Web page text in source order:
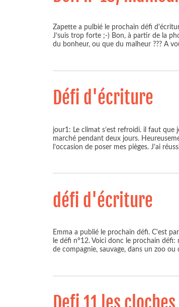
Zapette a pulbié le prochain défi
J’suis trop forte ;-) Bon, à partir de la
du bonheur, ou que du malheur ??? A
Défi d'écriture
jour1: Le climat s’est refroidi. il faut que
marché pendant deux jours.
l’occasion de poser mes pièges. J’ai
défi d'écriture
Emma a publié le prochain défi. C'est
le défi n°12. Voici donc le prochain
de compagnie, sauvage, dans un zoo ou